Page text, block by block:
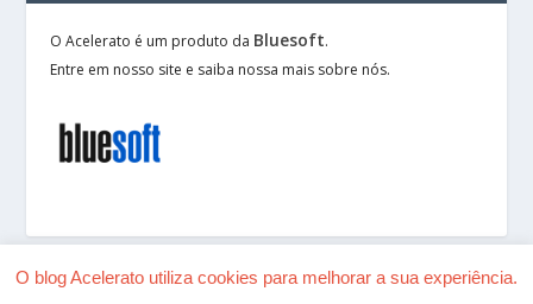
O Acelerato é um produto da Bluesoft.
Entre em nosso site e saiba nossa mais sobre nós.
O blog Acelerato utiliza cookies para melhorar a sua experiência.